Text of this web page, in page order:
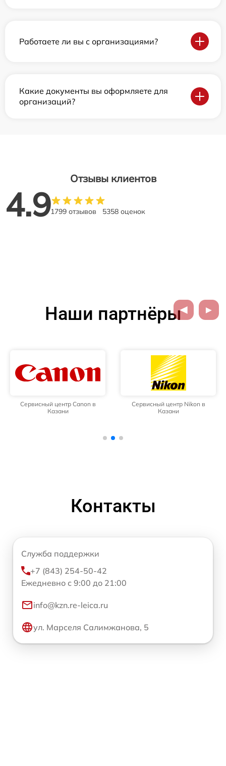
Работаете ли вы с организациями?
Какие документы вы оформляете для
организаций?
Отзывы клиентов
4.91799 отзывов 5358 оценок
Наши партнёры
Сервисный центр Canon в
Казани
Сервисный центр Nikon в
Казани
Контакты
Служба поддержки
+7 (843) 254-50-42
Ежедневно с 9:00 до 21:00
info@kzn.re-leica.ru
ул. Марселя Салимжанова, 5